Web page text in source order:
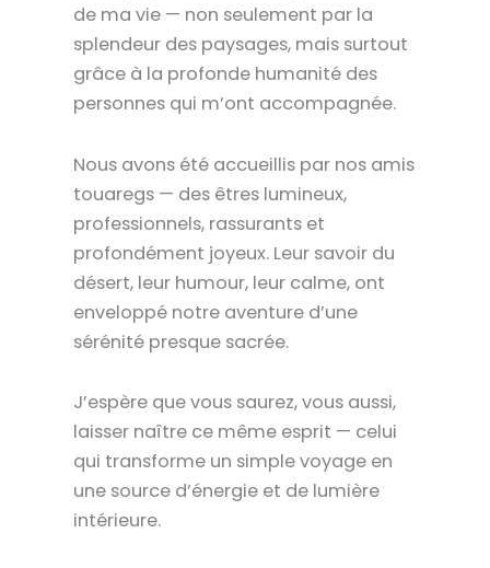
de ma vie — non seulement par la
splendeur des paysages, mais surtout
grâce à la profonde humanité des
personnes qui m’ont accompagnée.
Nous avons été accueillis par nos amis
touaregs — des êtres lumineux,
professionnels, rassurants et
profondément joyeux. Leur savoir du
désert, leur humour, leur calme, ont
enveloppé notre aventure d’une
sérénité presque sacrée.
J’espère que vous saurez, vous aussi,
laisser naître ce même esprit — celui
qui transforme un simple voyage en
une source d’énergie et de lumière
intérieure.